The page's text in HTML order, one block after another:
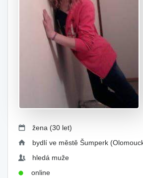
žena (30 let)
bydlí ve městě Šumperk
hledá muže
online